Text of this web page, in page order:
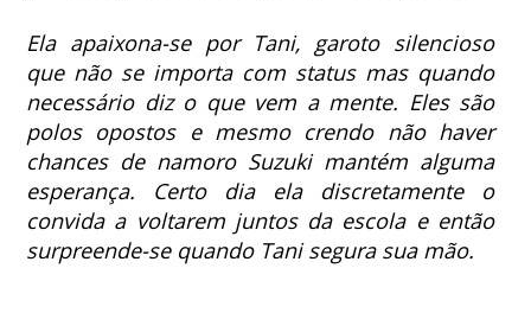
Ela apaixona-se por Tani, garoto silencioso
que não se importa com status mas quando
necessário diz o que vem a mente. Eles são
polos opostos e mesmo crendo não haver
chances de namoro Suzuki mantém alguma
esperança. Certo dia ela discretamente o
convida a voltarem juntos da escola e então
surpreende-se quando Tani segura sua mão.